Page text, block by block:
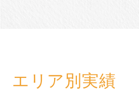
エリア別実績